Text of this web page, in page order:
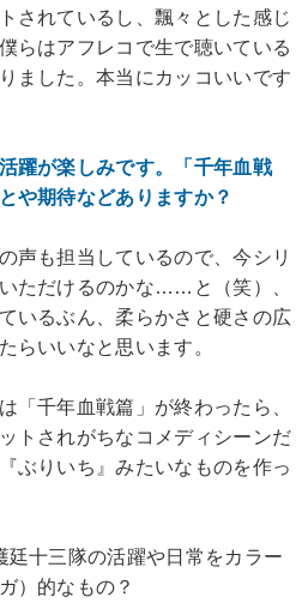
されているし、飄々とした感じ
らはアフレコで生で聴いている
ました。本当にカッコいいです
が楽しみです。「千年血戦
や期待などありますか？
声も担当しているので、今シリ
ただけるのかな……と（笑）、
いるぶん、柔らかさと硬さの広
らいいなと思います。
「千年血戦篇」が終わったら、
トされがちなコメディシーンだ
ぶりいち』みたいなものを作っ
廷十三隊の活躍や日常をカラー
）的なもの？